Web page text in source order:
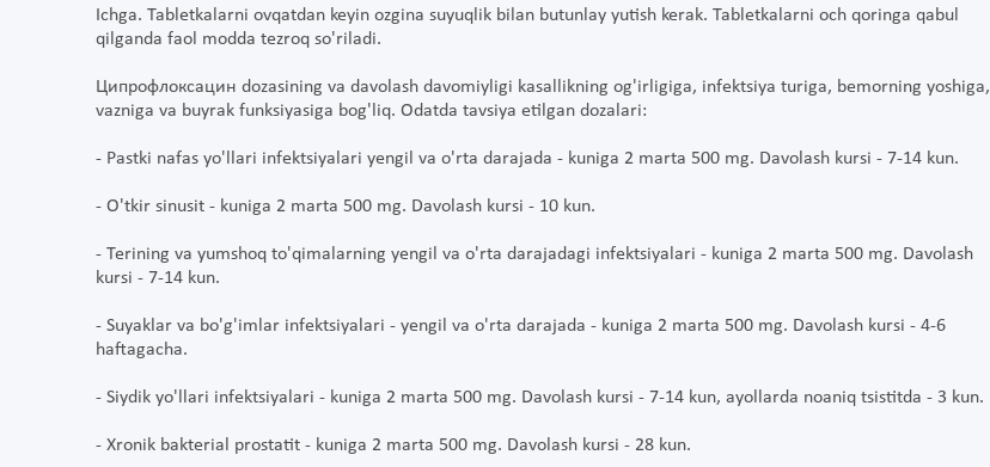
Ichga. Tabletkalarni ovqatdan keyin ozgina suyuqlik bilan butunlay yutish kerak. Tabletkalarni och qoringa qabul
qilganda faol modda tezroq so'riladi.
Ципрофлоксацин dozasining va davolash davomiyligi kasallikning og'irligiga, infektsiya turiga, bemorning yoshiga,
vazniga va buyrak funksiyasiga bog'liq. Odatda tavsiya etilgan dozalari:
- Pastki nafas yo'llari infektsiyalari yengil va o'rta darajada - kuniga 2 marta 500 mg. Davolash kursi - 7-14 kun.
- O'tkir sinusit - kuniga 2 marta 500 mg. Davolash kursi - 10 kun.
- Terining va yumshoq to'qimalarning yengil va o'rta darajadagi infektsiyalari - kuniga 2 marta 500 mg. Davolash
kursi - 7-14 kun.
- Suyaklar va bo'g'imlar infektsiyalari - yengil va o'rta darajada - kuniga 2 marta 500 mg. Davolash kursi - 4-6
haftagacha.
- Siydik yo'llari infektsiyalari - kuniga 2 marta 500 mg. Davolash kursi - 7-14 kun, ayollarda noaniq tsistitda - 3 kun.
- Xronik bakterial prostatit - kuniga 2 marta 500 mg. Davolash kursi - 28 kun.